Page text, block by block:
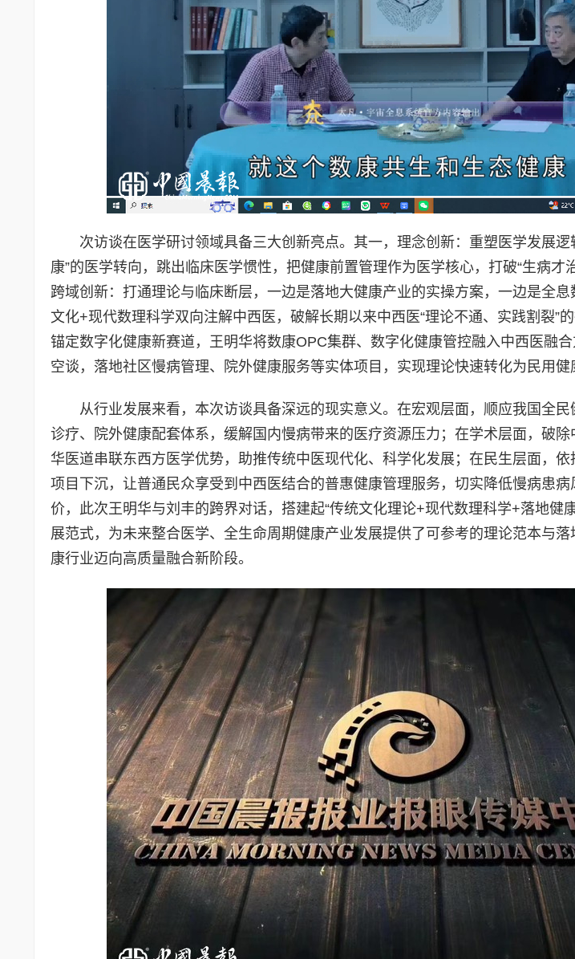
次访谈在医学研讨领域具备三大创新亮点。其一，理念创新：重塑医学发展
康”的医学转向，跳出临床医学惯性，把健康前置管理作为医学核心，打破“生病才
跨域创新：打通理论与临床断层，一边是落地大健康产业的实操方案，一边是全
文化+现代数理科学双向注解中西医，破解长期以来中西医“理论不通、实践割裂”
锚定数字化健康新赛道，王明华将数康OPC集群、数字化健康管控融入中西医融
空谈，落地社区慢病管理、院外健康服务等实体项目，实现理论快速转化为民用健
从行业发展来看，本次访谈具备深远的现实意义。在宏观层面，顺应我国全
诊疗、院外健康配套体系，缓解国内慢病带来的医疗资源压力；在学术层面，破
华医道串联东西方医学优势，助推传统中医现代化、科学化发展；在民生层面，
项目下沉，让普通民众享受到中西医结合的普惠健康管理服务，切实降低慢病患
价，此次王明华与刘丰的跨界对话，搭建起“传统文化理论+现代数理科学+落地健
展范式，为未来整合医学、全生命周期健康产业发展提供了可参考的理论范本与
康行业迈向高质量融合新阶段。